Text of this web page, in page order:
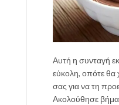
Αυτή η συνταγή
εύκολη, οπότε θα
σας για να τη
Ακολούθησε βήμα